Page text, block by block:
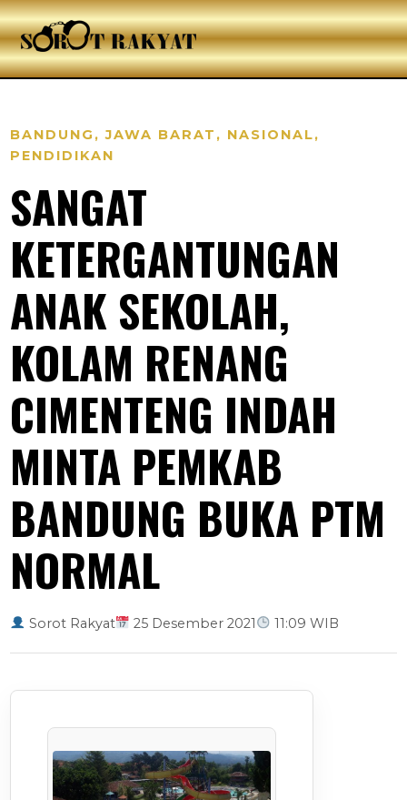
BANDUNG ,JAWA BARAT , NASIONAL,
PENDIDIKAN
SANGAT
KETERGANTUNGAN
ANAK SEKOLAH,
KOLAM RENANG
CIMENTENG INDAH
MINTA PEMKAB
BANDUNG BUKA PTM
NORMAL
Sorot Rakyat 25 Desember 2021 11:09 WIB